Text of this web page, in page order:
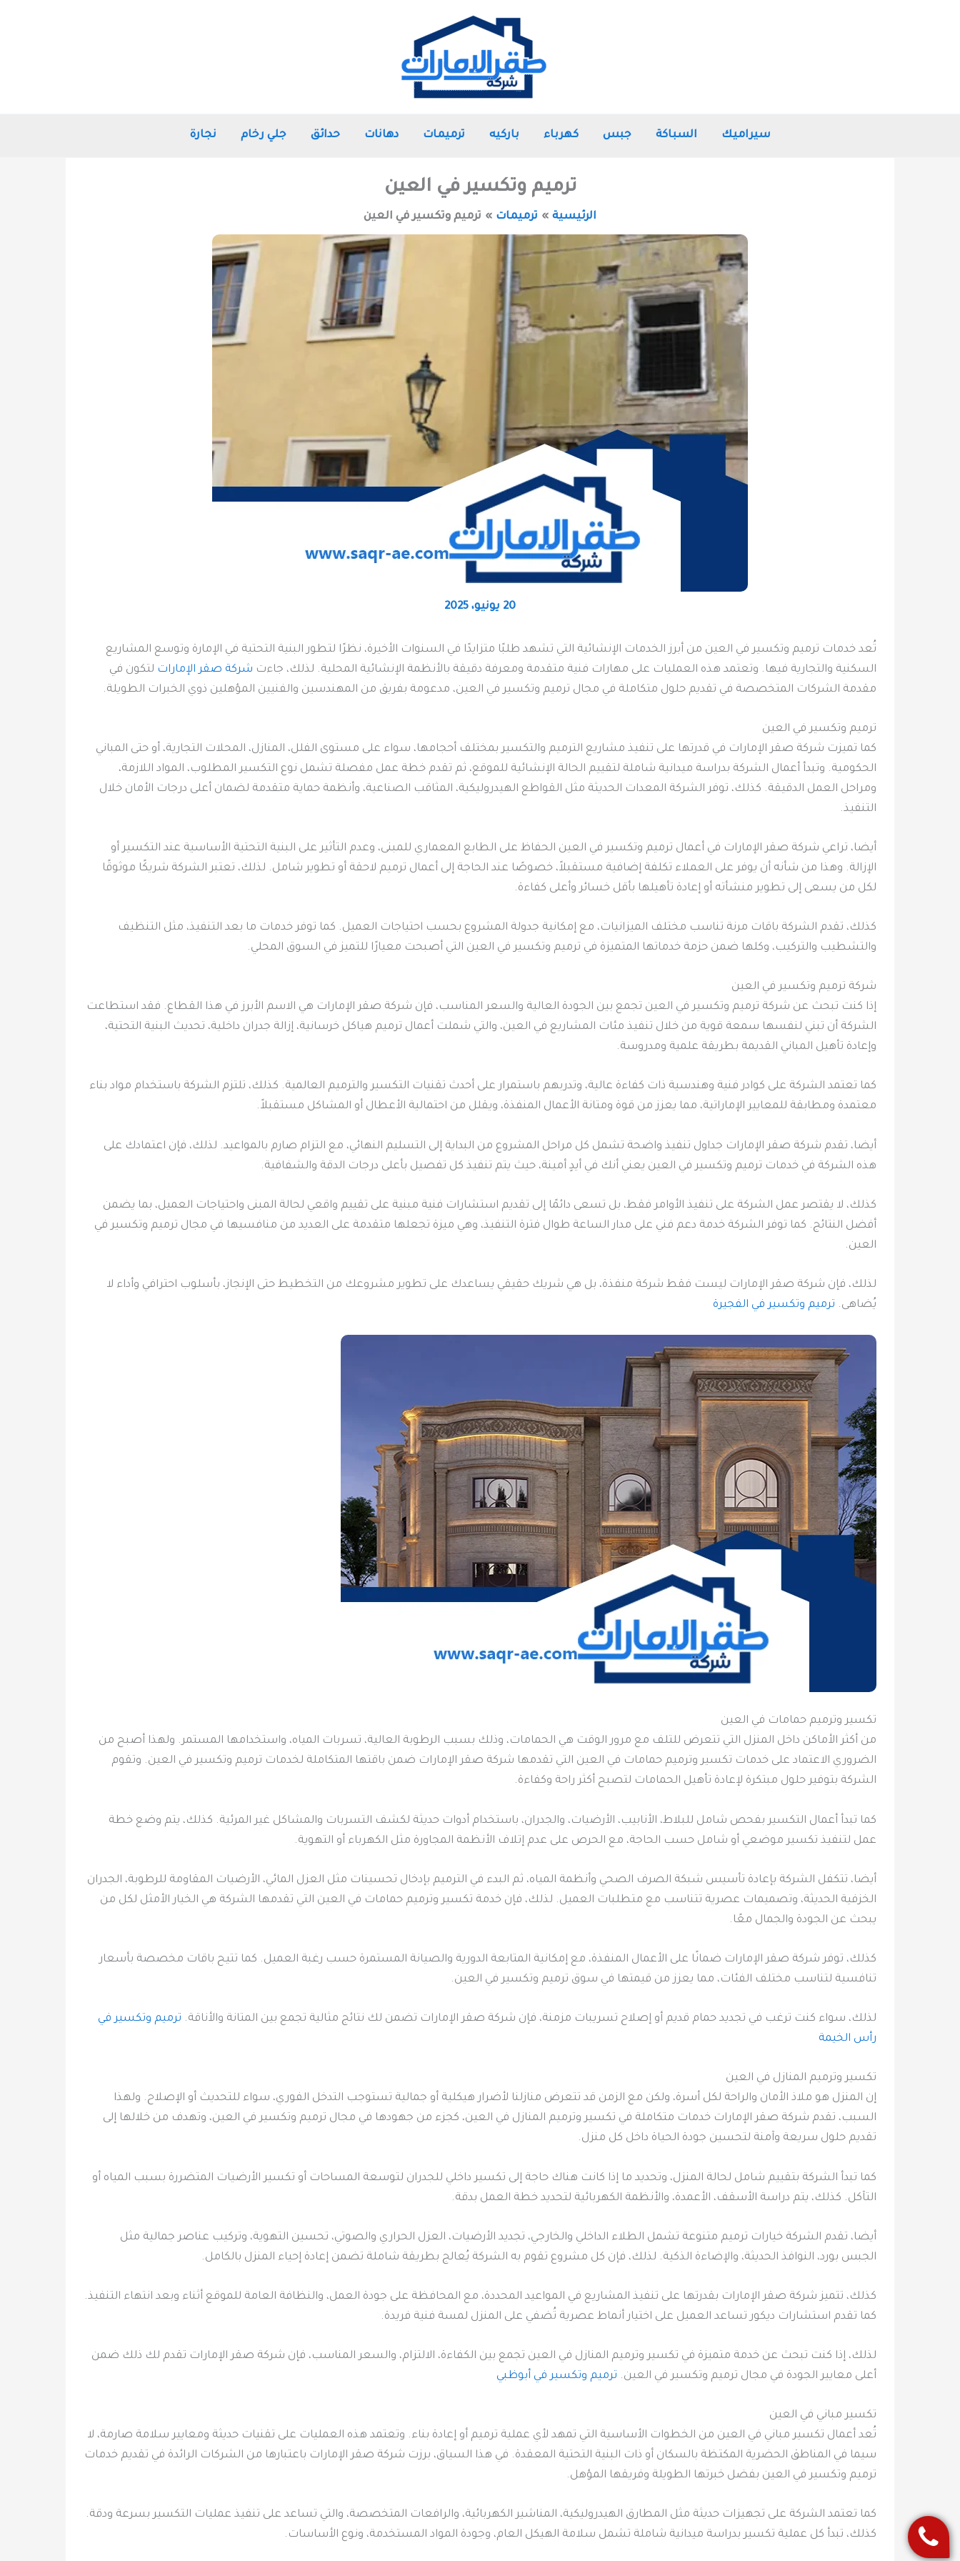
سيراميك السباكة جبس كهرباء باركيه ترميمات دهانات حدائق جلي رخام نجارة
ترميم وتكسير في العين
الرئيسية ترميمات ترميم وتكسير في العين
20 يونيو، 2025
تُعد خدمات ترميم وتكسير في العين من أبرز الخدمات الإنشائية التي تشهد طلبًا متزايدًا في السنوات الأخيرة، نظرًا لتطور البنية التحتية في الإمارة وتوسع المشاريع
السكنية والتجارية فيها. وتعتمد هذه العمليات على مهارات فنية متقدمة ومعرفة دقيقة بالأنظمة الإنشائية المحلية. لذلك، جاءت شركة صقر الإمارات لتكون في
مقدمة الشركات المتخصصة في تقديم حلول متكاملة في مجال ترميم وتكسير في العين، مدعومة بفريق من المهندسين والفنيين المؤهلين ذوي الخبرات الطويلة.
ترميم وتكسير في العين
كما تميزت شركة صقر الإمارات في قدرتها على تنفيذ مشاريع الترميم والتكسير بمختلف أحجامها، سواء على مستوى الفلل، المنازل، المحلات التجارية، أو حتى المباني
الحكومية. وتبدأ أعمال الشركة بدراسة ميدانية شاملة لتقييم الحالة الإنشائية للموقع، ثم تقدم خطة عمل مفصلة تشمل نوع التكسير المطلوب، المواد اللازمة،
ومراحل العمل الدقيقة. كذلك، توفر الشركة المعدات الحديثة مثل القواطع الهيدروليكية، المثاقب الصناعية، وأنظمة حماية متقدمة لضمان أعلى درجات الأمان خلال
التنفيذ.
أيضا، تراعي شركة صقر الإمارات في أعمال ترميم وتكسير في العين الحفاظ على الطابع المعماري للمبنى، وعدم التأثير على البنية التحتية الأساسية عند التكسير أو
الإزالة. وهذا من شأنه أن يوفر على العملاء تكلفة إضافية مستقبلاً، خصوصًا عند الحاجة إلى أعمال ترميم لاحقة أو تطوير شامل. لذلك، تعتبر الشركة شريكًا موثوقًا
لكل من يسعى إلى تطوير منشأته أو إعادة تأهيلها بأقل خسائر وأعلى كفاءة.
كذلك، تقدم الشركة باقات مرنة تناسب مختلف الميزانيات، مع إمكانية جدولة المشروع بحسب احتياجات العميل. كما توفر خدمات ما بعد التنفيذ، مثل التنظيف
والتشطيب والتركيب، وكلها ضمن حزمة خدماتها المتميزة في ترميم وتكسير في العين التي أصبحت معيارًا للتميز في السوق المحلي.
شركة ترميم وتكسير في العين
إذا كنت تبحث عن شركة ترميم وتكسير في العين تجمع بين الجودة العالية والسعر المناسب، فإن شركة صقر الإمارات هي الاسم الأبرز في هذا القطاع. فقد استطاعت
الشركة أن تبني لنفسها سمعة قوية من خلال تنفيذ مئات المشاريع في العين، والتي شملت أعمال ترميم هياكل خرسانية، إزالة جدران داخلية، تحديث البنية التحتية،
وإعادة تأهيل المباني القديمة بطريقة علمية ومدروسة.
كما تعتمد الشركة على كوادر فنية وهندسية ذات كفاءة عالية، وتدربهم باستمرار على أحدث تقنيات التكسير والترميم العالمية. كذلك، تلتزم الشركة باستخدام مواد بناء
معتمدة ومطابقة للمعايير الإماراتية، مما يعزز من قوة ومتانة الأعمال المنفذة، ويقلل من احتمالية الأعطال أو المشاكل مستقبلاً.
أيضا، تقدم شركة صقر الإمارات جداول تنفيذ واضحة تشمل كل مراحل المشروع من البداية إلى التسليم النهائي، مع التزام صارم بالمواعيد. لذلك، فإن اعتمادك على
هذه الشركة في خدمات ترميم وتكسير في العين يعني أنك في أيدٍ أمينة، حيث يتم تنفيذ كل تفصيل بأعلى درجات الدقة والشفافية.
كذلك، لا يقتصر عمل الشركة على تنفيذ الأوامر فقط، بل تسعى دائمًا إلى تقديم استشارات فنية مبنية على تقييم واقعي لحالة المبنى واحتياجات العميل، بما يضمن
أفضل النتائج. كما توفر الشركة خدمة دعم فني على مدار الساعة طوال فترة التنفيذ، وهي ميزة تجعلها متقدمة على العديد من منافسيها في مجال ترميم وتكسير في
العين.
لذلك، فإن شركة صقر الإمارات ليست فقط شركة منفذة، بل هي شريك حقيقي يساعدك على تطوير مشروعك من التخطيط حتى الإنجاز، بأسلوب احترافي وأداء لا
يُضاهى. ترميم وتكسير في الفجيرة
تكسير وترميم حمامات في العين
من أكثر الأماكن داخل المنزل التي تتعرض للتلف مع مرور الوقت هي الحمامات، وذلك بسبب الرطوبة العالية، تسربات المياه، واستخدامها المستمر. ولهذا أصبح من
الضروري الاعتماد على خدمات تكسير وترميم حمامات في العين التي تقدمها شركة صقر الإمارات ضمن باقتها المتكاملة لخدمات ترميم وتكسير في العين. وتقوم
الشركة بتوفير حلول مبتكرة لإعادة تأهيل الحمامات لتصبح أكثر راحة وكفاءة.
كما تبدأ أعمال التكسير بفحص شامل للبلاط، الأنابيب، الأرضيات، والجدران، باستخدام أدوات حديثة لكشف التسربات والمشاكل غير المرئية. كذلك، يتم وضع خطة
عمل لتنفيذ تكسير موضعي أو شامل حسب الحاجة، مع الحرص على عدم إتلاف الأنظمة المجاورة مثل الكهرباء أو التهوية.
أيضا، تتكفل الشركة بإعادة تأسيس شبكة الصرف الصحي وأنظمة المياه، ثم البدء في الترميم بإدخال تحسينات مثل العزل المائي، الأرضيات المقاومة للرطوبة، الجدران
الخزفية الحديثة، وتصميمات عصرية تتناسب مع متطلبات العميل. لذلك، فإن خدمة تكسير وترميم حمامات في العين التي تقدمها الشركة هي الخيار الأمثل لكل من
يبحث عن الجودة والجمال معًا.
كذلك، توفر شركة صقر الإمارات ضمانًا على الأعمال المنفذة، مع إمكانية المتابعة الدورية والصيانة المستمرة حسب رغبة العميل. كما تتيح باقات مخصصة بأسعار
تنافسية لتناسب مختلف الفئات، مما يعزز من قيمتها في سوق ترميم وتكسير في العين.
لذلك، سواء كنت ترغب في تجديد حمام قديم أو إصلاح تسريبات مزمنة، فإن شركة صقر الإمارات تضمن لك نتائج مثالية تجمع بين المتانة والأناقة. ترميم وتكسير في
رأس الخيمة
تكسير وترميم المنازل في العين
إن المنزل هو ملاذ الأمان والراحة لكل أسرة، ولكن مع الزمن قد تتعرض منازلنا لأضرار هيكلية أو جمالية تستوجب التدخل الفوري، سواء للتحديث أو الإصلاح. ولهذا
السبب، تقدم شركة صقر الإمارات خدمات متكاملة في تكسير وترميم المنازل في العين، كجزء من جهودها في مجال ترميم وتكسير في العين، وتهدف من خلالها إلى
تقديم حلول سريعة وآمنة لتحسين جودة الحياة داخل كل منزل.
كما تبدأ الشركة بتقييم شامل لحالة المنزل، وتحديد ما إذا كانت هناك حاجة إلى تكسير داخلي للجدران لتوسعة المساحات أو تكسير الأرضيات المتضررة بسبب المياه أو
التآكل. كذلك، يتم دراسة الأسقف، الأعمدة، والأنظمة الكهربائية لتحديد خطة العمل بدقة.
أيضا، تقدم الشركة خيارات ترميم متنوعة تشمل الطلاء الداخلي والخارجي، تجديد الأرضيات، العزل الحراري والصوتي، تحسين التهوية، وتركيب عناصر جمالية مثل
الجبس بورد، النوافذ الحديثة، والإضاءة الذكية. لذلك، فإن كل مشروع تقوم به الشركة يُعالج بطريقة شاملة تضمن إعادة إحياء المنزل بالكامل.
كذلك، تتميز شركة صقر الإمارات بقدرتها على تنفيذ المشاريع في المواعيد المحددة، مع المحافظة على جودة العمل، والنظافة العامة للموقع أثناء وبعد انتهاء التنفيذ.
كما تقدم استشارات ديكور تساعد العميل على اختيار أنماط عصرية تُضفي على المنزل لمسة فنية فريدة.
لذلك، إذا كنت تبحث عن خدمة متميزة في تكسير وترميم المنازل في العين تجمع بين الكفاءة، الالتزام، والسعر المناسب، فإن شركة صقر الإمارات تقدم لك ذلك ضمن
أعلى معايير الجودة في مجال ترميم وتكسير في العين. ترميم وتكسير في أبوظبي
تكسير مباني في العين
تُعد أعمال تكسير مباني في العين من الخطوات الأساسية التي تمهد لأي عملية ترميم أو إعادة بناء. وتعتمد هذه العمليات على تقنيات حديثة ومعايير سلامة صارمة، لا
سيما في المناطق الحضرية المكتظة بالسكان أو ذات البنية التحتية المعقدة. في هذا السياق، برزت شركة صقر الإمارات باعتبارها من الشركات الرائدة في تقديم خدمات
ترميم وتكسير في العين بفضل خبرتها الطويلة وفريقها المؤهل.
كما تعتمد الشركة على تجهيزات حديثة مثل المطارق الهيدروليكية، المناشير الكهربائية، والرافعات المتخصصة، والتي تساعد على تنفيذ عمليات التكسير بسرعة ودقة.
كذلك، تبدأ كل عملية تكسير بدراسة ميدانية شاملة تشمل سلامة الهيكل العام، وجودة المواد المستخدمة، ونوع الأساسات.